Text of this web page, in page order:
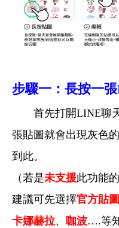
步驟一：長按一
首先打開LINE聊天
張貼圖就會出現灰色的
到此。
（若是未支援此功能
建議可先選擇官方貼圖
卡娜赫拉、 咖波….等